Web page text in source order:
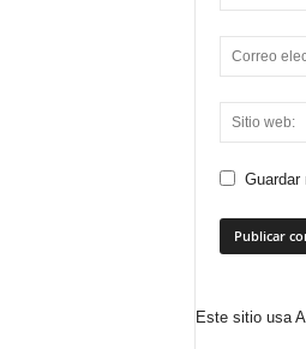
Guardar
Este sitio usa